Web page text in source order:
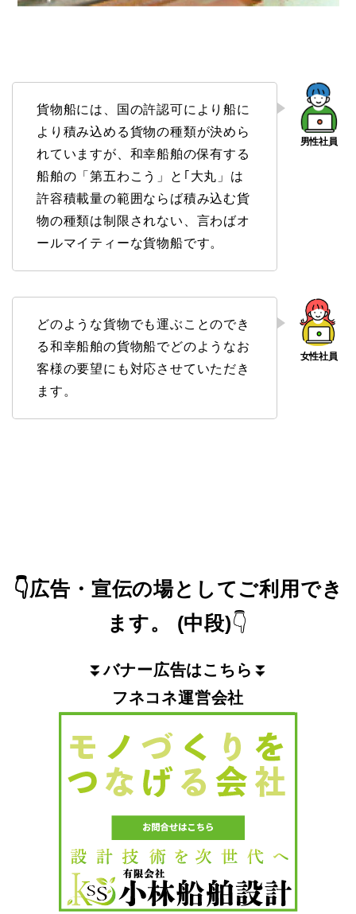
貨物船には、国の許認可により船に
より積み込める貨物の種類が決めら
れていますが、和幸船舶の保有する
船舶の「第五わこう」と｢大丸」は
許容積載量の範囲ならば積み込む貨
物の種類は制限されない、言わばオ
ールマイティーな貨物船です。
どのような貨物でも運ぶことのでき
る和幸船舶の貨物船でどのようなお
客様の要望にも対応させていただき
ます。
👇広告・宣伝の場としてご利用でき
ます。
(中段)👇
⏬バナー広告はこちら ⏬
フネコネ運営会社